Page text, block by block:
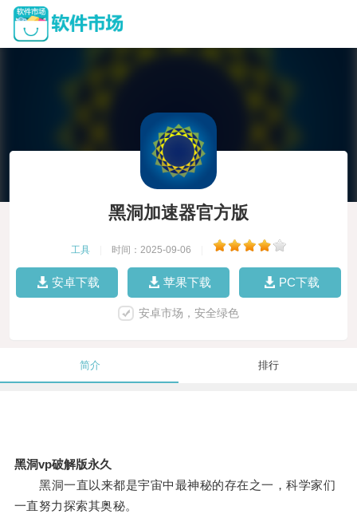
黑洞加速器官方版
工具 时间：2025-09-06
安卓下载 苹果下载 PC下载
安卓市场，安全绿色
简介 排行
黑洞vp破解版永久
黑洞一直以来都是宇宙中最神秘的存在之一，科学家们
一直努力探索其奥秘。